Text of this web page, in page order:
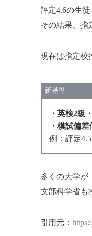
評定4.6の生
その結果、指
現在は指定校
新基準
・英検2級
・模試偏
例：評定
多くの大学が
文部科学省も
引用元：